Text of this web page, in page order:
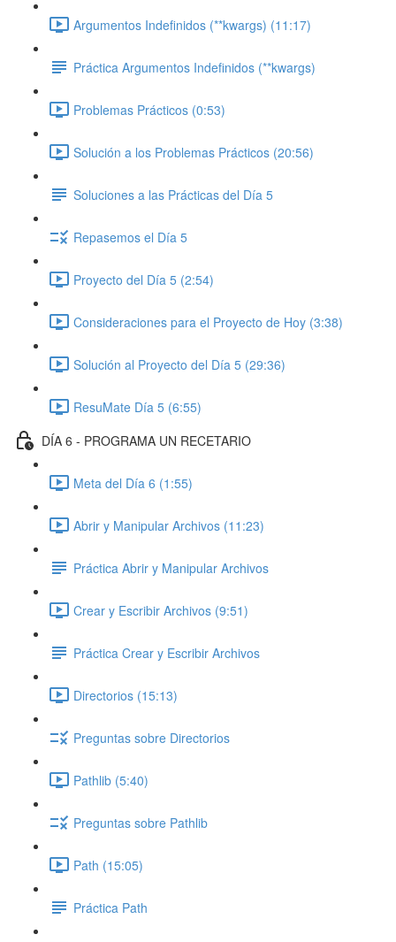
Argumentos Indefinidos (**kwargs) (11:17)
Práctica Argumentos Indefinidos (**kwargs)
Problemas Prácticos (0:53)
Solución a los Problemas Prácticos (20:56)
Soluciones a las Prácticas del Día 5
Repasemos el Día 5
Proyecto del Día 5 (2:54)
Consideraciones para el Proyecto de Hoy (3:38)
Solución al Proyecto del Día 5 (29:36)
ResuMate Día 5 (6:55)
DÍA 6 - PROGRAMA UN RECETARIO
Meta del Día 6 (1:55)
Abrir y Manipular Archivos (11:23)
Práctica Abrir y Manipular Archivos
Crear y Escribir Archivos (9:51)
Práctica Crear y Escribir Archivos
Directorios (15:13)
Preguntas sobre Directorios
Pathlib (5:40)
Preguntas sobre Pathlib
Path (15:05)
Práctica Path